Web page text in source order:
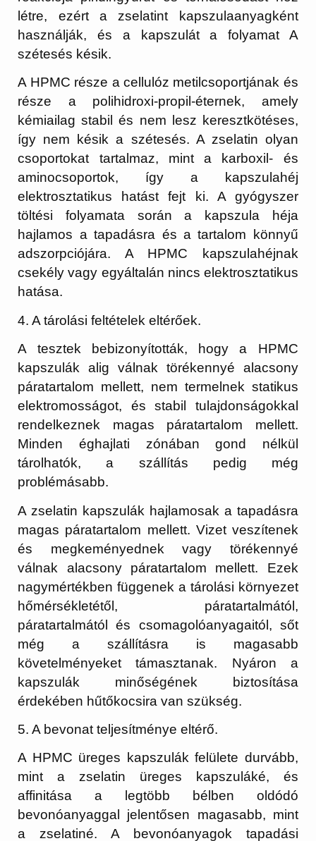
létre, ezért a zselatint kapszulaanyagként
használják, és a kapszulát a folyamat A
szétesés késik.
A HPMC része a cellulóz metilcsoportjának és
része a polihidroxi-propil-éternek, amely
kémiailag stabil és nem lesz keresztkötéses,
így nem késik a szétesés. A zselatin olyan
csoportokat tartalmaz, mint a karboxil- és
aminocsoportok, így a kapszulahéj
elektrosztatikus hatást fejt ki. A gyógyszer
töltési folyamata során a kapszula héja
hajlamos a tapadásra és a tartalom könnyű
adszorpciójára. A HPMC kapszulahéjnak
csekély vagy egyáltalán nincs elektrosztatikus
hatása.
4. A tárolási feltételek eltérőek.
A tesztek bebizonyították, hogy a HPMC
kapszulák alig válnak törékennyé alacsony
páratartalom mellett, nem termelnek statikus
elektromosságot, és stabil tulajdonságokkal
rendelkeznek magas páratartalom mellett.
Minden éghajlati zónában gond nélkül
tárolhatók, a szállítás pedig még
problémásabb.
A zselatin kapszulák hajlamosak a tapadásra
magas páratartalom mellett. Vizet veszítenek
és megkeményednek vagy törékennyé
válnak alacsony páratartalom mellett. Ezek
nagymértékben függenek a tárolási környezet
hőmérsékletétől, páratartalmától,
páratartalmától és csomagolóanyagaitól, sőt
még a szállításra is magasabb
követelményeket támasztanak. Nyáron a
kapszulák minőségének biztosítása
érdekében hűtőkocsira van szükség.
5. A bevonat teljesítménye eltérő.
A HPMC üreges kapszulák felülete durvább,
mint a zselatin üreges kapszuláké, és
affinitása a legtöbb bélben oldódó
bevonóanyaggal jelentősen magasabb, mint
a zselatiné. A bevonóanyagok tapadási